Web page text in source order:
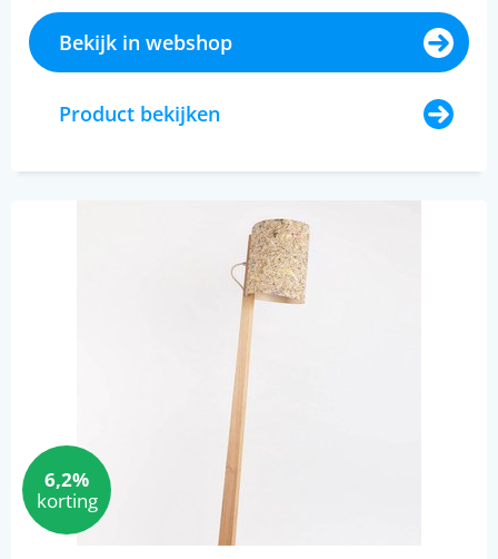
Bekijk in webshop
Product bekijken
6,2%
korting